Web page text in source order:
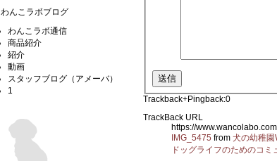
Trackback+Pingback:0
TrackBack URL
https://
IMG_5475 from 犬の幼稚園
ドッグライフのためのコ
わんこラボブログ
わんこラボ通信
商品紹介
紹介
動画
スタッフブログ（アメーバ）
1